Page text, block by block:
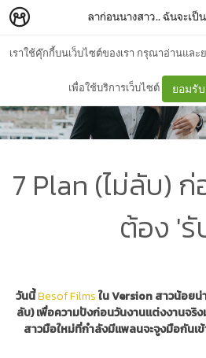
เราใช้คุ๊กกี้บนเว็บไซต์ของเรา กรุณาอ่านและ
เพื่อใช้บริการเว็บไซต์ ยอมรับ
7 Plan (ไม่ลับ)
ต้อง 'รั
วันนี้Besof Filmsใน Version สาวน้อย
ลับ) เพื่อความปังก่อนวันงานแต่งงานจริง
สาวมือใหม่ที่กำลังมีแพลนจะจูงมือกันเ